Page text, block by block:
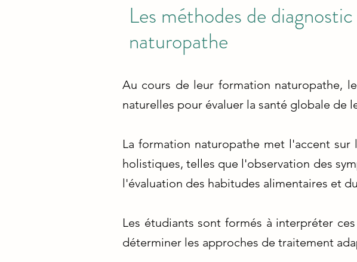
Les méthodes de
naturopathe
Au cours de leur formation naturopathe,
naturelles pour évaluer la santé globale de
La formation naturopathe met l'accent
holistiques, telles que l'observation des
l'évaluation des habitudes alimentaires et
Les étudiants sont formés à interpréter
déterminer les approches de traitement